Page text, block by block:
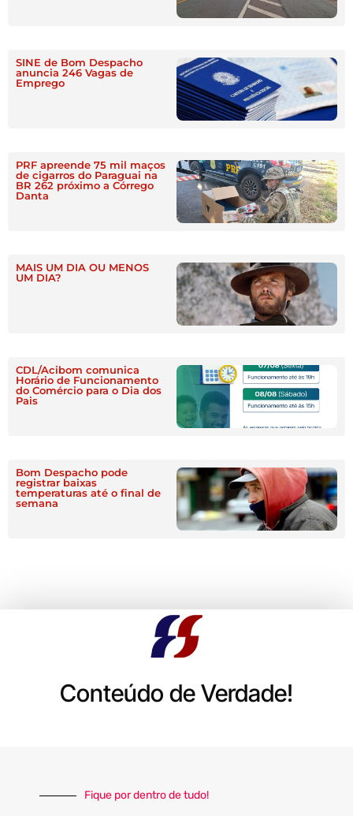
SINE de Bom Despacho
anuncia 246 Vagas de
Emprego
PRF apreende 75 mil maços
de cigarros do Paraguai na
BR 262 próximo a Córrego
Danta
MAIS UM DIA OU MENOS
UM DIA?
CDL/Acibom comunica
Horário de Funcionamento
do Comércio para o Dia dos
Pais
Bom Despacho pode
registrar baixas
temperaturas até o final de
semana
Conteúdo de Verdade!
Fique por dentro de tudo!